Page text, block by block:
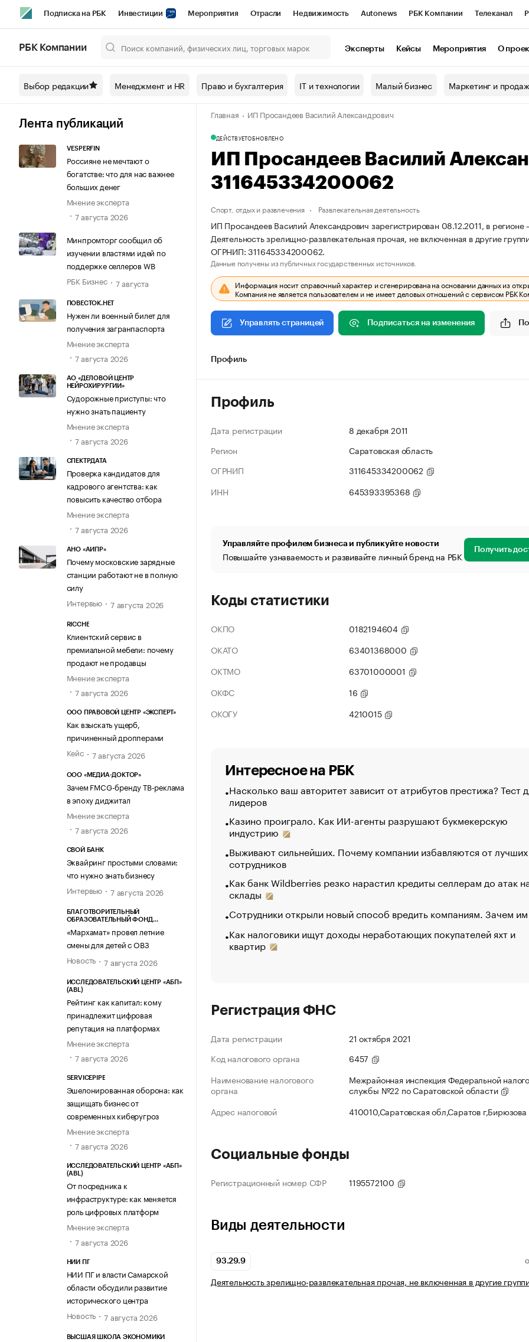
Подписка на РБК Инвестиции Мероприятия Отрасли Недвижимость Autonews РБК Компании Телеканал
Спецпроекты СПб Конференции СПб Спецпроекты Проверка контрагентов
Технологии и медиа Рынок наличной валюты
РБК Компании Эксперты Кейсы Мероприятия О
Выбор редакции Менеджмент и HR Право и бухгалтерия IT и технологии Малый бизнес Маркетинг и
Лента публикаций
VESPERFIN
Россияне не мечтают о
богатстве: что для нас важнее
больших денег
Мнение эксперта
7 августа 2026
Минпромторг сообщил об
изучении властями идей по
поддержке селлеров WB
РБК Бизнес
7 августа
ПОВЕСТОК.НЕТ
Нужен ли военный билет для
получения загранпаспорта
Мнение эксперта
7 августа 2026
АО «ДЕЛОВОЙ ЦЕНТР
НЕЙРОХИРУРГИИ»
Судорожные приступы: что
нужно знать пациенту
Мнение эксперта
7 августа 2026
СПЕКТРДАТА
Проверка кандидатов для
кадрового агентства: как
повысить качество отбора
Мнение эксперта
7 августа 2026
АНО «АИПР»
Почему московские зарядные
станции работают не в полную
силу
Интервью
7 августа 2026
RICCHE
Клиентский сервис в
премиальной мебели: почему
продают не продавцы
Мнение эксперта
7 августа 2026
ООО ПРАВОВОЙ ЦЕНТР «ЭКСПЕРТ»
Как взыскать ущерб,
причиненный дропперами
Кейс
7 августа 2026
ООО «МЕДИА-ДОКТОР»
Зачем FMCG-бренду ТВ-реклама
в эпоху диджитал
Мнение эксперта
7 августа 2026
СВОЙ БАНК
Эквайринг простыми словами:
что нужно знать бизнесу
Интервью
7 августа 2026
БЛАГОТВОРИТЕЛЬНЫЙ
ОБРАЗОВАТЕЛЬНЫЙ ФОНД
«Мархамат» провел летние
смены для детей с ОВЗ
Новость
7 августа 2026
ИССЛЕДОВАТЕЛЬСКИЙ ЦЕНТР «АБП»
(ABL)
Рейтинг как капитал: кому
принадлежит цифровая
репутация на платформах
Мнение эксперта
7 августа 2026
SERVICEPIPE
Эшелонированная оборона: как
защищать бизнес от
современных киберугроз
Мнение эксперта
7 августа 2026
ИССЛЕДОВАТЕЛЬСКИЙ ЦЕНТР «АБП»
(ABL)
От посредника к
инфраструктуре: как меняется
роль цифровых платформ
Мнение эксперта
7 августа 2026
НИИ ПГ
НИИ ПГ и власти Самарской
области обсудили развитие
исторического центра
Новость
7 августа 2026
ВЫСШАЯ ШКОЛА ЭКОНОМИКИ
Главная ИП Просандеев Василий Александрович
ДЕЙСТВУЕТОБНОВЛЕНО
ИП Просандеев Василий
311645334200062
Спорт, отдых и развлечения Развлекательная деятельность
ИП Просандеев Василий Александрович зарегистрирован 08.12.2011, в
Деятельность зрелищно-развлекательная прочая, не включенная в другие
ОГРНИП: 311645334200062.
Данные получены из публичных государственных источников.
Информация носит справочный характер и сгенерирована на основании данных из
Компания не является пользователем и не имеет деловых отношений с сервисом РБК
Управлять страницей Подписаться на изменения
Профиль
Профиль
Дата регистрации
8 декабря 2011
Регион
Саратовская область
ОГРНИП
311645334200062
ИНН
645393395368
Управляйте профилем бизнеса и публикуйте новости
Повышайте узнаваемость и развивайте личный бренд на РБК Получить
Коды статистики
ОКПО
0182194604
ОКАТО
63401368000
ОКТМО
63701000001
ОКФС
16
ОКОГУ
4210015
Интересное на РБК
Насколько ваш авторитет зависит от атрибутов престижа? Тест
лидеров
Казино проиграло. Как ИИ-агенты разрушают букмекерскую
индустрию
Выживают сильнейших. Почему компании избавляются от лучших
сотрудников
Как банк Wildberries резко нарастил кредиты селлерам до атак
склады
Сотрудники открыли новый способ вредить компаниям. Зачем
Как налоговики ищут доходы неработающих покупателей яхт и
квартир
Регистрация ФНС
Дата регистрации
21 октября 2021
Код налогового органа
6457
Наименование налогового
органа
Межрайонная инспекция Федеральной
службы №22 по Саратовской области
Адрес налоговой
410010,Саратовская обл,Саратов г,Бирюзова
Социальные фонды
Регистрационный номер СФР 1195572100
Виды деятельности
93.29.9
Деятельность зрелищно-развлекательная прочая, не включенная в другие